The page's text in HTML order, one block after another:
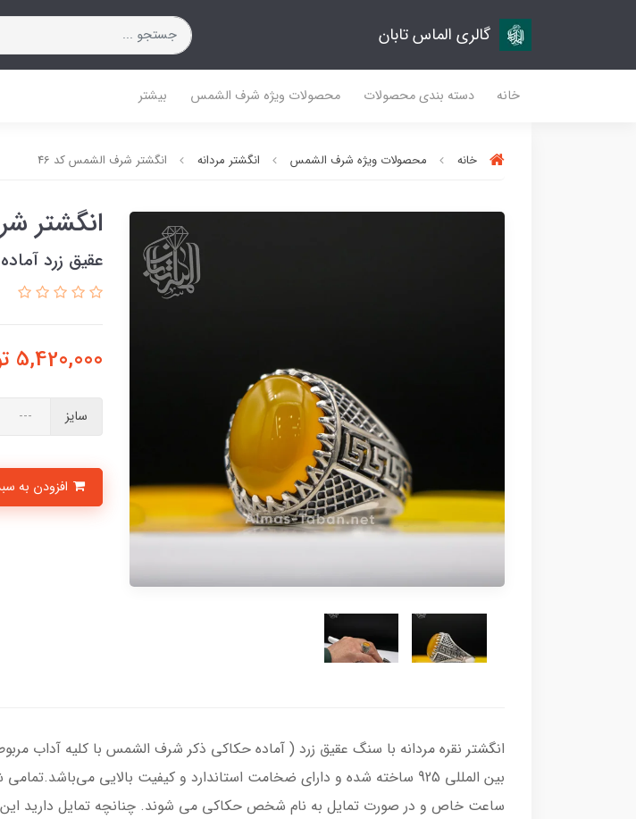
گالری الماس تابان
خانه دسته بندی محصولات محصولات ویژه شرف الشمس بیشتر
خانه محصولات ویژه شرف الشمس انگشتر مردانه انگشتر شرف الشمس کد 46
انگشتر
عقیق زرد
5,420,000
سایز
بین المللی 925 ساخته شده و دارای ضخامت استاندارد و کیفیت بالایی
ساعت خاص و در صورت تمایل به نام شخص حکاکی می شوند. چنانچه تمایل دارید